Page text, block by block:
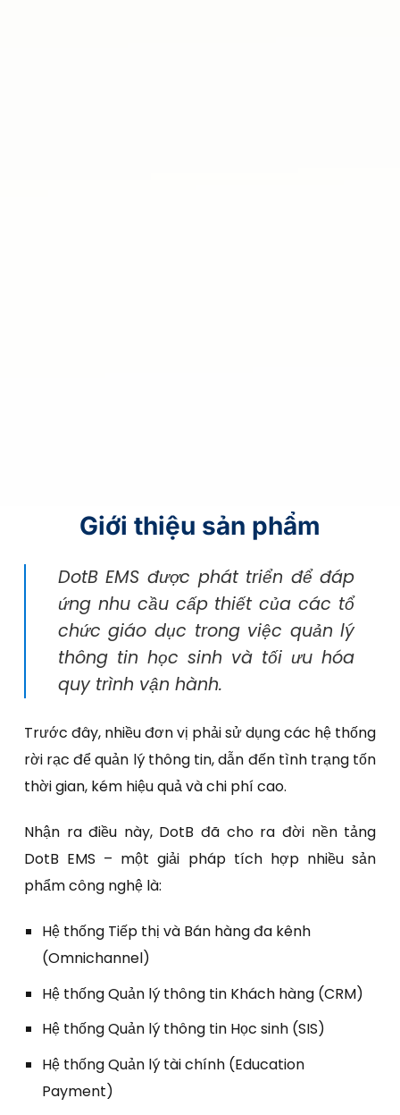
Giới thiệu sản phẩm
DotB EMS được phát triển để đáp
ứng nhu cầu cấp thiết của các tổ
chức giáo dục trong việc quản lý
thông tin học sinh và tối ưu hóa
quy trình vận hành.
Trước đây, nhiều đơn vị phải sử dụng các hệ thống
rời rạc để quản lý thông tin, dẫn đến tình trạng tốn
thời gian, kém hiệu quả và chi phí cao.
Nhận ra điều này, DotB đã cho ra đời nền tảng
DotB EMS – một giải pháp tích hợp nhiều sản
phẩm công nghệ là:
Hệ thống Tiếp thị và Bán hàng đa kênh
(Omnichannel)
Hệ thống Quản lý thông tin Khách hàng (CRM)
Hệ thống Quản lý thông tin Học sinh (SIS)
Hệ thống Quản lý tài chính (Education
Payment)